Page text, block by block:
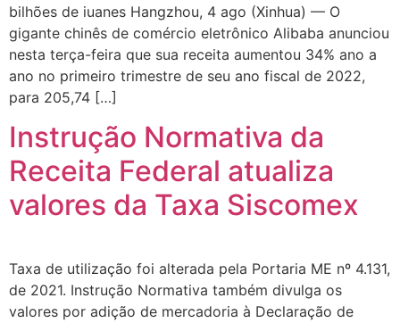
bilhões de iuanes Hangzhou, 4 ago (Xinhua) — O
gigante chinês de comércio eletrônico Alibaba anunciou
nesta terça-feira que sua receita aumentou 34% ano a
ano no primeiro trimestre de seu ano fiscal de 2022,
para 205,74 […]
Instrução Normativa da
Receita Federal atualiza
valores da Taxa Siscomex
Taxa de utilização foi alterada pela Portaria ME nº 4.131,
de 2021. Instrução Normativa também divulga os
valores por adição de mercadoria à Declaração de